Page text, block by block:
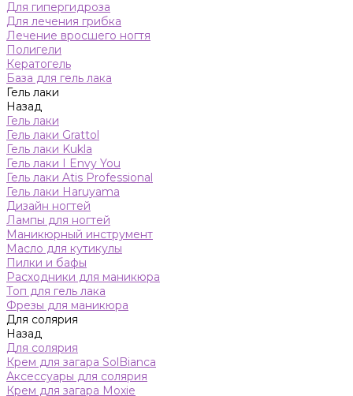
Для гипергидроза
Для лечения грибка
Лечение вросшего ногтя
Полигели
Кератогель
База для гель лака
Гель лаки
Назад
Гель лаки
Гель лаки Grattol
Гель лаки Kukla
Гель лаки I Envy You
Гель лаки Atis Professional
Гель лаки Haruyama
Дизайн ногтей
Лампы для ногтей
Маникюрный инструмент
Масло для кутикулы
Пилки и бафы
Расходники для маникюра
Топ для гель лака
Фрезы для маникюра
Для солярия
Назад
Для солярия
Крем для загара SolBianca
Аксессуары для солярия
Крем для загара Moxie